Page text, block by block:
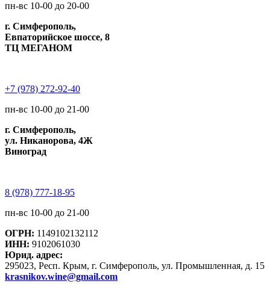
пн-вс 10-00 до 20-00
г. Симферополь,
Евпаторийское шоссе, 8
ТЦ МЕГАНОМ
+7 (978) 272-92-40
пн-вс 10-00 до 21-00
г. Симферополь,
ул. Никанорова, 4Ж
Виноград
8 (978) 777-18-95
пн-вс 10-00 до 21-00
ОГРН: 1149102132112
ИНН: 9102061030
Юрид. адрес:
295023, Респ. Крым, г. Симферополь, ул. Промышленная, д. 15
krasnikov.wine@gmail.com